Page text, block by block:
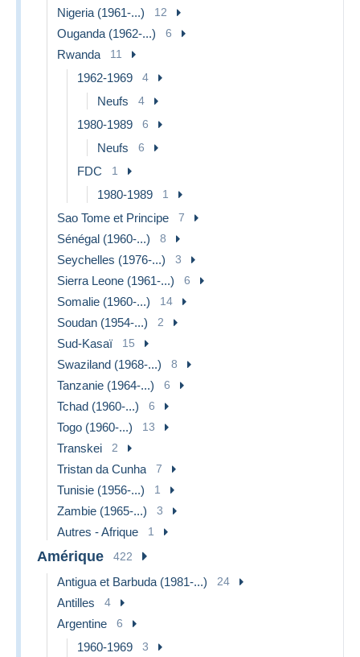
Nigeria (1961-...) 12
Ouganda (1962-...) 6
Rwanda 11
1962-1969 4
Neufs 4
1980-1989 6
Neufs 6
FDC 1
1980-1989 1
Sao Tome et Principe 7
Sénégal (1960-...) 8
Seychelles (1976-...) 3
Sierra Leone (1961-...) 6
Somalie (1960-...) 14
Soudan (1954-...) 2
Sud-Kasaï 15
Swaziland (1968-...) 8
Tanzanie (1964-...) 6
Tchad (1960-...) 6
Togo (1960-...) 13
Transkei 2
Tristan da Cunha 7
Tunisie (1956-...) 1
Zambie (1965-...) 3
Autres - Afrique 1
Amérique 422
Antigua et Barbuda (1981-...) 24
Antilles 4
Argentine 6
1960-1969 3